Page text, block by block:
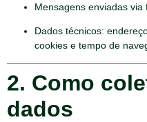
Mensagens enviadas via
Dados técnicos:
cookies e tempo de
2. Como
dados